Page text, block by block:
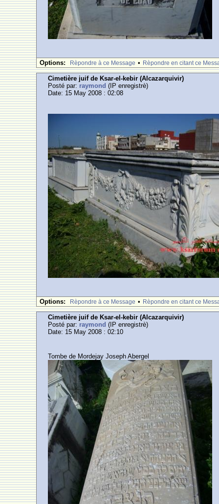
Options: Rèpondre à ce Message • Rèpondre en citant ce
Cimetière juif de Ksar-el-kebir (Alcazarquivir)
Posté par: raymond (IP enregistrè)
Date: 15 May 2008 : 02:08
Options: Rèpondre à ce Message • Rèpondre en citant ce
Cimetière juif de Ksar-el-kebir (Alcazarquivir)
Posté par: raymond (IP enregistrè)
Date: 15 May 2008 : 02:10
Tombe de Mordejay Joseph Abergel